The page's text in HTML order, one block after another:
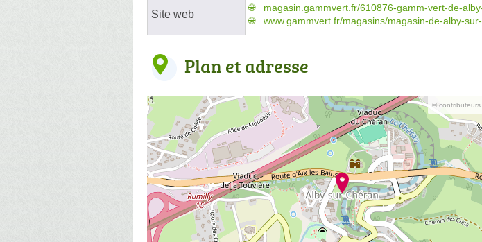
Site web
magasin.gammvert.fr/610876-gamm-vert-de-
www.gammvert.fr/magasins/magasin-de-alby-
Plan et adresse
©